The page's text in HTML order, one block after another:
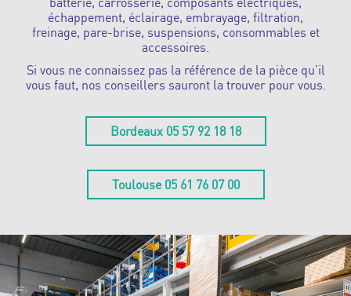
échappement, éclairage, embrayage, filtration,
freinage, pare-brise, suspensions, consommables et
accessoires.
Si vous ne connaissez pas la référence de la pièce qu’il
vous faut, nos conseillers sauront la trouver pour vous.
Bordeaux 05 57 92 18 18
Toulouse 05 61 76 07 00